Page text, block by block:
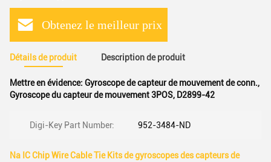
Obtenez le meilleur prix
Détails de produit Description de produit
Mettre en évidence: Gyroscope de capteur de mouvement de conn.,
Gyroscope du capteur de mouvement 3POS, D2899-42
Digi-Key Part Number: 952-3484-ND
Na IC Chip Wire Cable Tie Kits de gyroscopes des capteurs de